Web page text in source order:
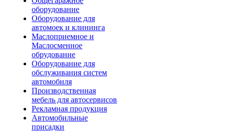
оборудование
Оборудование для
автомоек и клининга
Маслоприемное и
Маслосменное
обрудование
Оборудование для
обслуживания систем
автомобиля
Производственная
мебель для автосервисов
Рекламная продукция
Автомобильные
присадки